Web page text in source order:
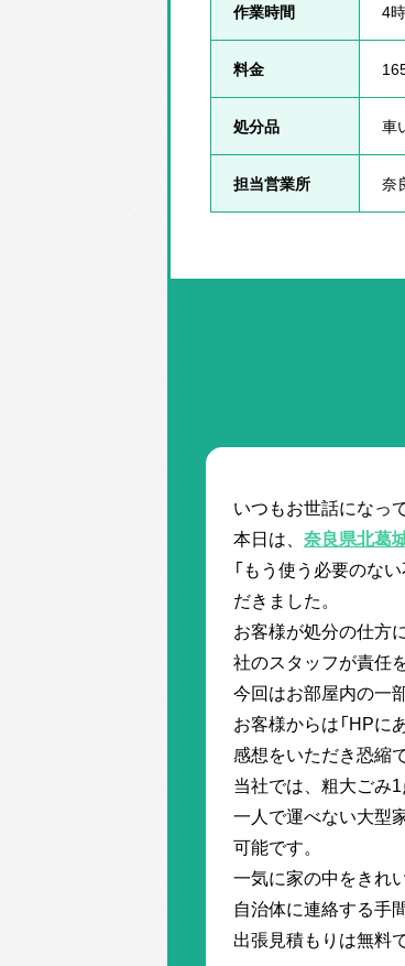
作業時間 4
料金
処分品 車
担当営業所 奈
いつもお世話になっ
本日は、 奈良県北葛
「もう使う必要のな
だきました。
お客様が処分の仕方
社のスタッフが責任
今回はお部屋内の一
お客様からは「HPに
感想をいただき恐縮で
当社では、粗大ごみ
一人で運べない大型
可能です。
一気に家の中をきれ
自治体に連絡する手
出張見積もりは無料で